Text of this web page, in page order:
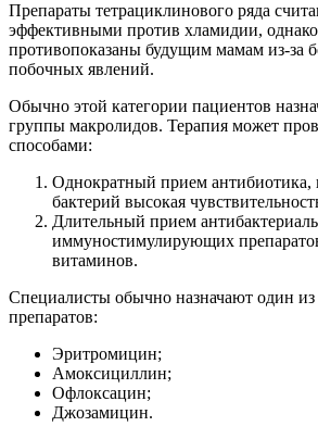
Препараты тетрациклинового ряда
эффективными против хламидии,
противопоказаны будущим мамам из-за
побочных явлений.
Обычно этой категории пациентов
группы макролидов. Терапия может
способами:
Однократный прием антибиотика,
бактерий высокая
Длительный прием
иммуностимулирующих
витаминов.
Специалисты обычно назначают один
препаратов:
Эритромицин;
Амоксициллин;
Офлоксацин;
Джозамицин.